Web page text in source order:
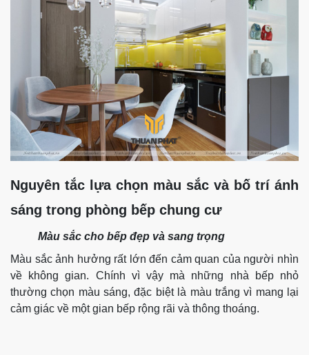
Nguyên tắc lựa chọn màu sắc và bố trí ánh
sáng trong phòng bếp chung cư
Màu sắc cho bếp đẹp và sang trọng
Màu sắc ảnh hưởng rất lớn đến cảm quan của người nhìn
về không gian. Chính vì vậy mà những nhà bếp nhỏ
thường chọn màu sáng, đặc biệt là màu trắng vì mang lại
cảm giác về một gian bếp rộng rãi và thông thoáng.